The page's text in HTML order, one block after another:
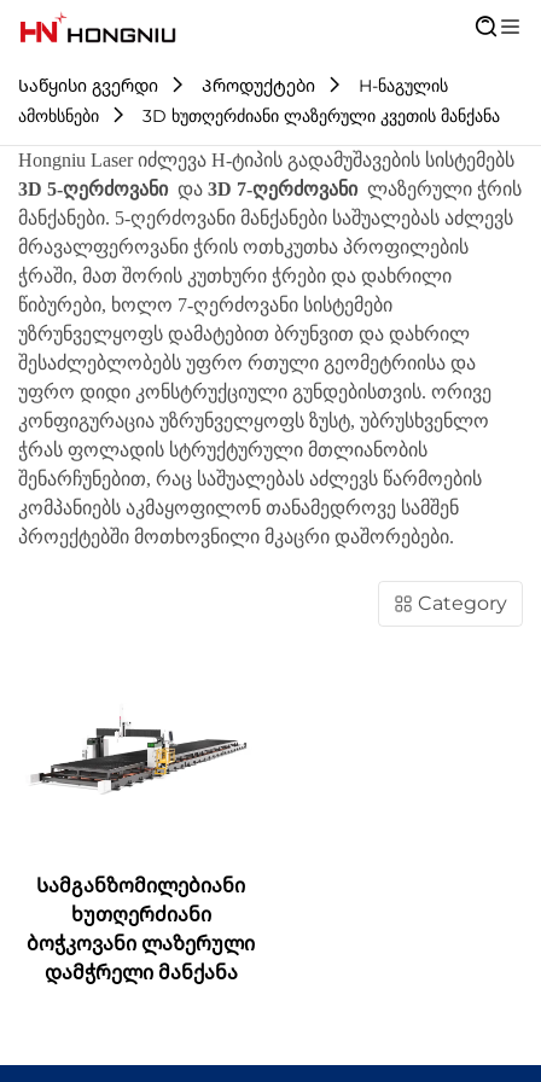
Საწყისი გვერდი Პროდუქტები
H-ნაგულის
ამოხსნები
3D ხუთღერძიანი ლაზერული კვეთის მანქანა
Hongniu Laser იძლევა H-ტიპის გადამუშავების სისტემებს
3D 5-ღერძოვანი და 3D 7-ღერძოვანი ლაზერული ჭრის
მანქანები. 5-ღერძოვანი მანქანები საშუალებას აძლევს
მრავალფეროვანი ჭრის ოთხკუთხა პროფილების
ჭრაში, მათ შორის კუთხური ჭრები და დახრილი
წიბურები, ხოლო 7-ღერძოვანი სისტემები
უზრუნველყოფს დამატებით ბრუნვით და დახრილ
შესაძლებლობებს უფრო რთული გეომეტრიისა და
უფრო დიდი კონსტრუქციული გუნდებისთვის. ორივე
კონფიგურაცია უზრუნველყოფს ზუსტ, უბრუსხვენლო
ჭრას ფოლადის სტრუქტურული მთლიანობის
შენარჩუნებით, რაც საშუალებას აძლევს წარმოების
კომპანიებს აკმაყოფილონ თანამედროვე სამშენ
პროექტებში მოთხოვნილი მკაცრი დაშორებები.
Category
Სამგანზომილებიანი
ხუთღერძიანი
ბოჭკოვანი ლაზერული
დამჭრელი მანქანა